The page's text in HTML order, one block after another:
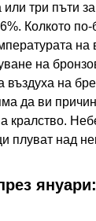
три пъти
Колкото по-
на
въздуха на
да ви
кралство.
плуват над
януари: